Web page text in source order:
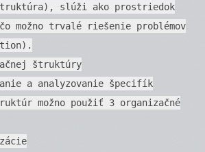
slúži ako prostriedok
možno trvalé riešenie problémov
štruktúry
a analyzovanie špecifík
možno použiť 3 organizačné